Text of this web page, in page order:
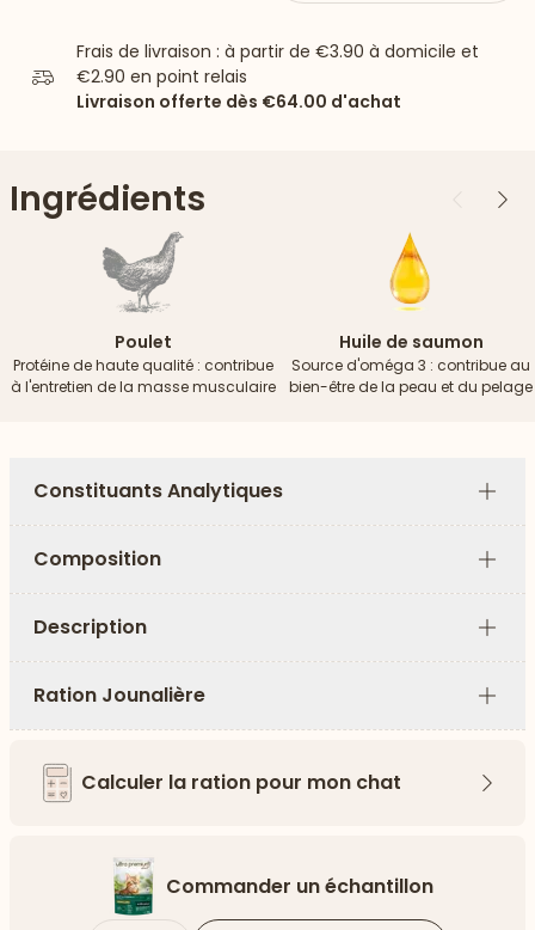
Frais de livraison : à partir de €3.90 à domicile et
€2.90 en point relais
Livraison offerte dès €64.00 d'achat
Ingrédients Précédent
Poulet
Protéine de haute qualité : contribue
à l'entretien de la masse musculaire
Huile de saumon
Source d'oméga 3 : contribue au
bien-être de la peau et du pelage
Constituants Analytiques
Plus
Composition
Plus
Description
Plus
Ration Jounalière
Plus
Calculer la ration pour mon chat
Commander un échantillon